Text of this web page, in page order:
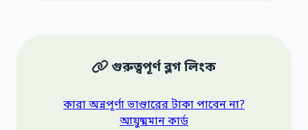
গুরুত্বপূর্ণ ব্লগ লিংক
কারা অন্নপূর্ণা ভাণ্ডারের টাকা পাবেন না?
আয়ুষ্মমান কার্ড